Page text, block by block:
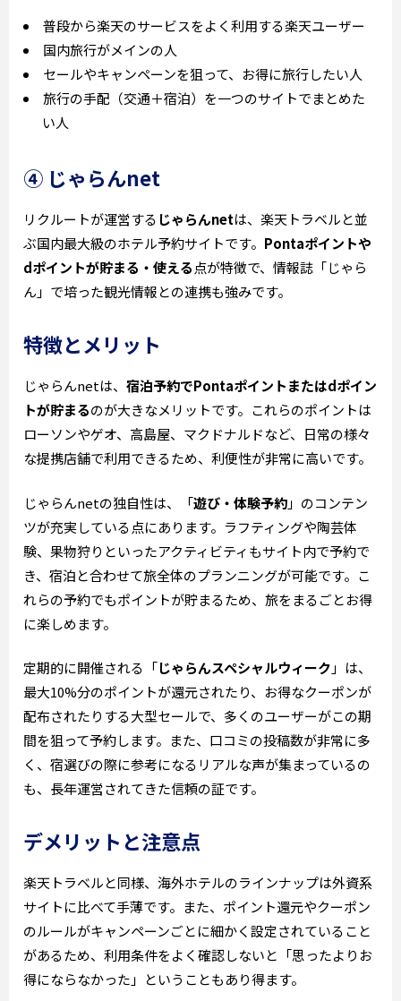
普段から楽天のサービスをよく利用する楽天ユーザー
国内旅行がメインの人
セールやキャンペーンを狙って、お得に旅行したい人
旅行の手配（交通＋宿泊）を一つのサイトでまとめた
い人
④ じゃらんnet
リクルートが運営する じゃらんnetは、楽天トラベルと並
ぶ国内最大級のホテル予約サイトです。 Pontaポイントや
dポイントが貯まる・使える点が特徴で、情報誌「じゃら
ん」で培った観光情報との連携も強みです。
特徴とメリット
じゃらんnetは、 宿泊予約でPontaポイントまたはdポイン
トが貯まるのが大きなメリットです。これらのポイントは
ローソンやゲオ、高島屋、マクドナルドなど、日常の様々
な提携店舗で利用できるため、利便性が非常に高いです。
じゃらんnetの独自性は、「遊び・体験予約」のコンテン
ツが充実している点にあります。ラフティングや陶芸体
験、果物狩りといったアクティビティもサイト内で予約で
き、宿泊と合わせて旅全体のプランニングが可能です。こ
れらの予約でもポイントが貯まるため、旅をまるごとお得
に楽しめます。
定期的に開催される「じゃらんスペシャルウィーク 」は、
最大10%分のポイントが還元されたり、お得なクーポンが
配布されたりする大型セールで、多くのユーザーがこの期
間を狙って予約します。また、口コミの投稿数が非常に多
く、宿選びの際に参考になるリアルな声が集まっているの
も、長年運営されてきた信頼の証です。
デメリットと注意点
楽天トラベルと同様、海外ホテルのラインナップは外資系
サイトに比べて手薄です。また、ポイント還元やクーポン
のルールがキャンペーンごとに細かく設定されていること
があるため、利用条件をよく確認しないと「思ったよりお
得にならなかった」ということもあり得ます。